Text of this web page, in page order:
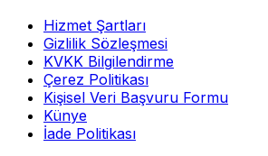
Hizmet Şartları
Gizlilik Sözleşmesi
KVKK Bilgilendirme
Çerez Politikası
Kişisel Veri Başvuru Formu
Künye
İade Politikası